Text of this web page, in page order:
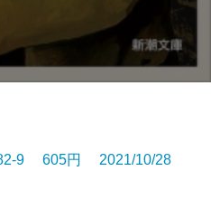
9 605円 2021/10/28